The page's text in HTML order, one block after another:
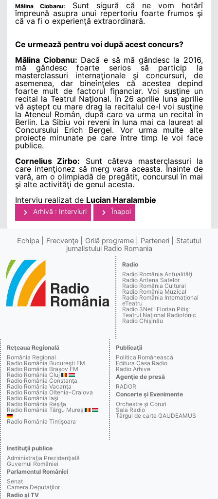
Mălina Ciobanu:
Sunt sigură că ne vom hotărî
împreună asupra unui repertoriu foarte frumos şi
că va fi o experienţă extraordinară.
Ce urmează pentru voi după acest concurs?
Mălina Ciobanu: Dacă e să mă gândesc la 2016,
mă gândesc foarte serios să particip la
masterclassuri internaţionale şi concursuri, de
asemenea, dar bineînţeles că acestea depind
foarte mult de factorul financiar. Voi susţine un
recital la Teatrul Naţional. În 26 aprilie luna aprilie
vă aştept cu mare drag la recitalul ce-l voi susţine
la Ateneul Român, după care va urma un recital în
Berlin. La Sibiu voi reveni în luna mai ca laureat al
Concursului Erich Bergel. Vor urma multe alte
proiecte minunate pe care între timp le voi face
publice.
Cornelius Zirbo: Sunt câteva masterclassuri la
care intenţionez să merg vara aceasta. Înainte de
vară, am o olimpiadă de pregătit, concursul în mai
şi alte activităţi de genul acesta.
Interviu realizat de Lucian Haralambie
Arhivă : Interviuri Înapoi
Echipa Frecvenţe Grilă programe Parteneri
Statutul
jurnalistului Radio Romania
Radio
Radio România Actualităţi
Radio Antena Satelor
Radio România Cultural
Radio România Muzical
Radio România Internaţional
eTeatru
Radio 3Net "Florian Pitiş"
Teatrul Naţional Radiofonic
Radio Chişinău
Reţeaua Regională
România Regional
Radio România Bucureşti FM
Radio România Braşov FM
Radio România Cluj
Radio România Constanţa
Radio România Vacanţa
Radio România Oltenia-Craiova
Radio România Iaşi
Radio România Reşiţa
Radio România Târgu Mureş
Radio România Timişoara
Publicaţii
Politica Românească
Editura Casa Radio
Radio Arhive
Agenţie de presă
RADOR
Concerte şi Evenimente
Orchestre şi Coruri
Sala Radio
Târgul de carte GAUDEAMUS
Instituţii publice
Administraţia Prezidenţială
Guvernul României
Parlamentul României
Senat
Camera Deputaţilor
Radio şi TV